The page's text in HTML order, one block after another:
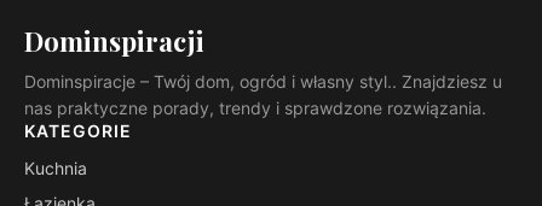
Dominspiracji
Dominspiracje – Twój dom, ogród i własny styl.. Znajdziesz u
nas praktyczne porady, trendy i sprawdzone rozwiązania.
KATEGORIE
Kuchnia